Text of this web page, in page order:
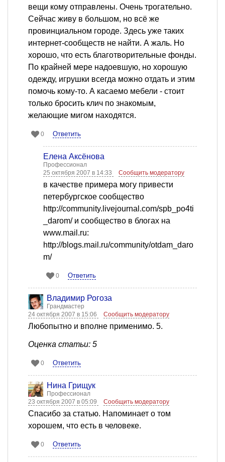
вещи кому отправлены. Очень трогательно.
Сейчас живу в большом, но всё же
провинциальном городе. Здесь уже таких
интернет-сообществ не найти. А жаль. Но
хорошо, что есть благотворительные фонды.
По крайней мере надоевшую, но хорошую
одежду, игрушки всегда можно отдать и этим
помочь кому-то. А касаемо мебели - стоит
только бросить клич по знакомым,
желающие мигом находятся.
0 Ответить
Елена Аксёнова
Профессионал
25 октября 2007 в 14:33
Сообщить модератору
в качестве примера могу привести
петербургское сообщество
http://community.livejournal.com/spb_po4ti
_darom/ и сообщество в блогах на
www.mail.ru:
http://blogs.mail.ru/community/otdam_daro
m/
0 Ответить
Владимир Рогоза
Грандмастер
24 октября 2007 в 15:06
Сообщить модератору
Любопытно и вполне применимо. 5.
Оценка статьи: 5
0 Ответить
Нина Грищук
Профессионал
23 октября 2007 в 05:09
Сообщить модератору
Спасибо за статью. Напоминает о том
хорошем, что есть в человеке.
0 Ответить